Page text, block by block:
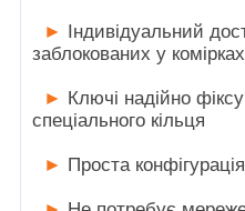
► Індивідуальний
заблокованих у
► Ключі надійно
спеціального кільця
► Проста